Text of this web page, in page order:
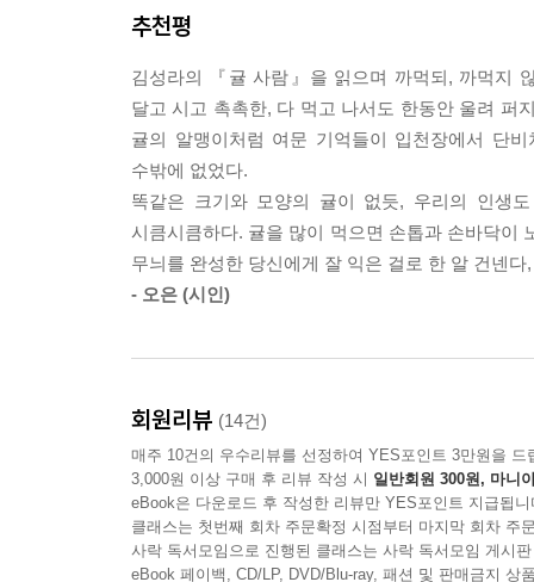
겨울의 당신에게 건네는 『귤 사람』
한참 귤을 따다가도 어둑해지고 비가 올라치면 서
놀면 되지.”. 잠시 쉬다 보면 볕이 날 거라고, 그
똑떨어지는 말 한마디. 겨울은 꽁꽁 얼어 다 멈춰
느긋하게 귤을 까먹자. 상큼한 비타민의 기운이
추천평
김성라의 『귤 사람』을 읽으며 까먹되, 까먹지
달고 시고 촉촉한, 다 먹고 나서도 한동안 울려 퍼
귤의 알맹이처럼 여문 기억들이 입천장에서 단
수밖에 없었다.
똑같은 크기와 모양의 귤이 없듯, 우리의 인생
시큼시큼하다. 귤을 많이 먹으면 손톱과 손바닥이
무늬를 완성한 당신에게 잘 익은 걸로 한 알 건넨다
- 오은 (시인)
회원리뷰 (14건)
매주 10건의 우수리뷰를 선정하여 YES포인트 3만원을 드
3,000원 이상 구매 후 리뷰 작성 시 일반회원 300원, 마니
eBook은 다운로드 후 작성한 리뷰만 YES포인트 지급됩니
클래스는 첫번째 회차 주문확정 시점부터 마지막 회차 주
사락 독서모임으로 진행된 클래스는 사락 독서모임 게시
eBook 페이백, CD/LP, DVD/Blu-ray, 패션 및 판매금지 상